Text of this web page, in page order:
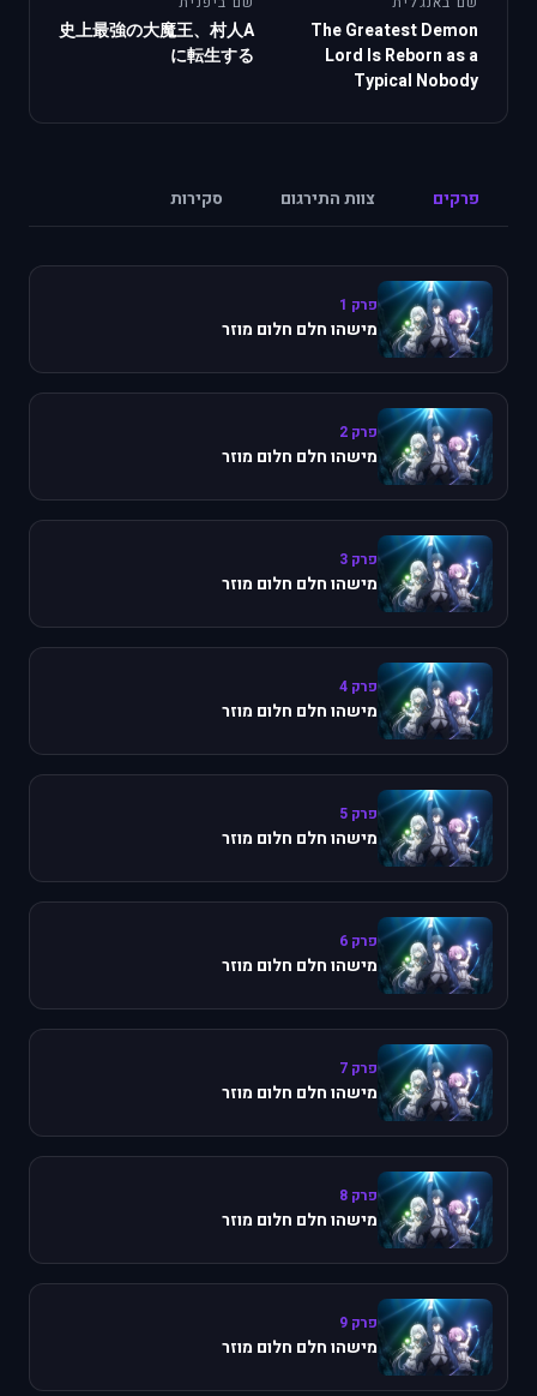
The Greatest Demon
Lord Is Reborn as a
Typical Nobody
史上最強の大魔王、村人A
に転生する
פרקים צוות התירגום סקירות
פרק 1
מישהו חלם חלום מוזר
פרק 2
מישהו חלם חלום מוזר
פרק 3
מישהו חלם חלום מוזר
פרק 4
מישהו חלם חלום מוזר
פרק 5
מישהו חלם חלום מוזר
פרק 6
מישהו חלם חלום מוזר
פרק 7
מישהו חלם חלום מוזר
פרק 8
מישהו חלם חלום מוזר
פרק 9
מישהו חלם חלום מוזר